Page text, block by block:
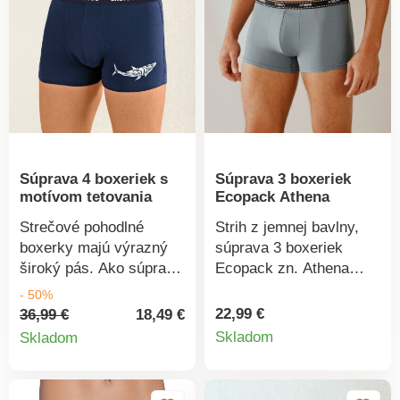
Plochý pás. Súprava 3
ks jednofarebných
slipov. Standard 100 by
Öko-Tex (n° CQ
1216/3). Táto známka
označuje textilné
testom na široké
spektrum škodlivých
látok a výrobok je
bezpečný nad rámec
platných noriem. Možno
Súprava 4 boxeriek s
motívom tetovania
Strečové pohodlné
boxerky majú výrazný
široký pás. Ako súprava
4 ks. Pružný výrazný
pás, vpredu s popisom.
Motív na ľavej
dvojitým prešitím.
- 50%
36,99 €
18,49 €
Skladom
Súprava 3 boxeriek
Ecopack Athena
Strih z jemnej bavlny,
súprava 3 boxeriek
Ecopack zn. Athena
boxerky sa príjemne
nosenia. Zaručené
22,99 €
Skladom